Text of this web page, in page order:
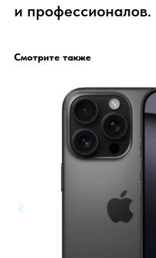
и профессионалов.
Смотрите также